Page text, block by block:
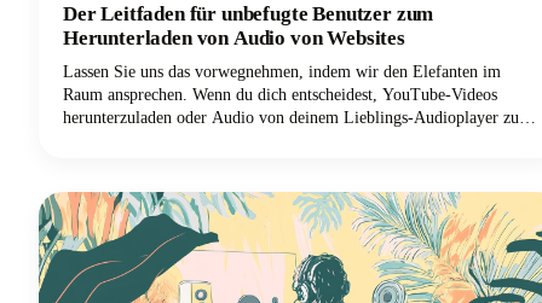
Der Leitfaden für unbefugte Benutzer zum
Herunterladen von Audio von Websites
Lassen Sie uns das vorwegnehmen, indem wir den Elefanten im
Raum ansprechen. Wenn du dich entscheidest, YouTube-Videos
herunterzuladen oder Audio von deinem Lieblings-Audioplayer zu
dass du alles, was du herunterlädst, nur für den persönlichen
Gebrauch verwendest